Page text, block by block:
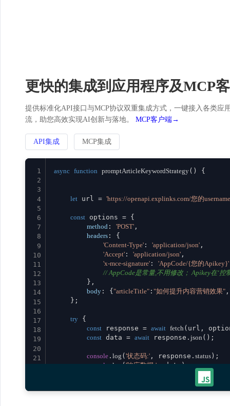
更快的集成到应用程序及MCP
提供标准化API接口与MCP协议双重集成方式，一键接入各类
流，助您高效实现AI创新与落地。 MCP客户端→
API集成 MCP集成
1
2
3
4
5
6
7
8
9
10
11
12
13
14
15
16
17
18
19
20
21
async function promptArticleKeywordStrategy( ) {
let url = 'https://openapi.explinks.com/您的
const options = {
method : 'POST' ,
headers : {
'Content-Type' : 'application/json' ,
'Accept' : 'application/json' ,
'x-mce-signature' : 'AppCode/{您的Apikey}'
// AppCode是常量,不用修改； Apikey在‘控
        },
body : { "articleTitle" : "如何提升内容营销效果" ,
    };
try {
const response = await fetch (url,
const data = await response. json ();
console . log ( '状态码:' , response. status );
console
log ( '响应数据:' , data);
    }
catch (error) {